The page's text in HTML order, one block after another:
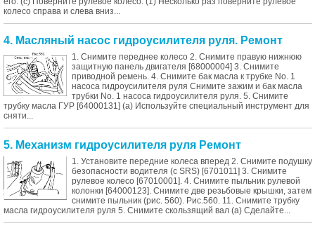
колесо справа и слева вниз...
4. Масляный насос гидроусилителя руля. Ремонт
1. Снимите переднее колесо 2. Снимите правую нижнюю
защитную панель двигателя [68000004] 3. Снимите
приводной ремень. 4. Снимите бак масла к трубке No. 1
насоса гидроусилителя руля Снимите зажим и бак масла
трубки No. 1 насоса гидроусилителя руля. 5. Снимите
трубку масла ГУР [64000131] (a) Используйте специальный инструмент для
сняти...
5. Механизм гидроусилителя руля Ремонт
1. Установите передние колеса вперед 2. Снимите подушку
безопасности водителя (с SRS) [6701011] 3. Снимите
рулевое колесо [67010001]. 4. Снимите пыльник рулевой
колонки [64000123]. Снимите две резьбовые крышки, затем
снимите пыльник (рис. 560). Рис.560. 11. Снимите трубку
масла гидроусилителя руля 5. Снимите скользящий вал (a) Сделайте...